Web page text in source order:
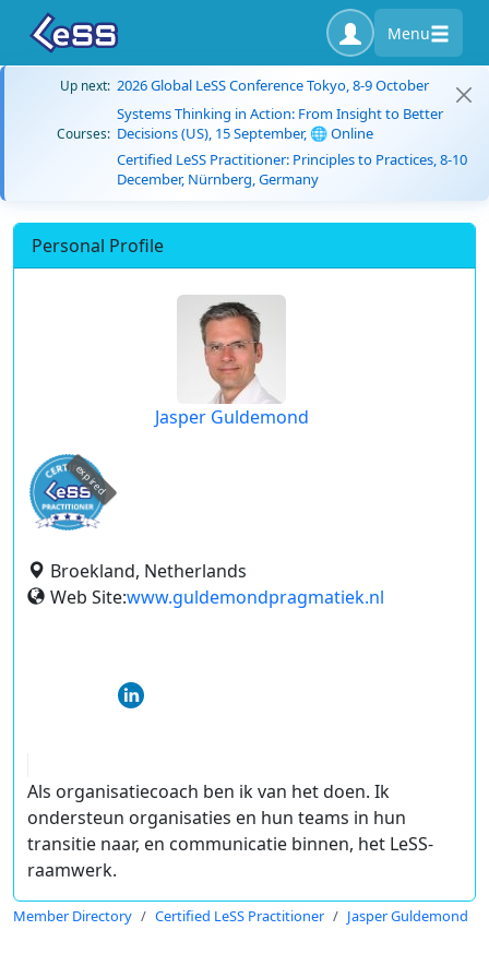
Menu
Up next: 2026 Global LeSS Conference Tokyo, 8-9 October
Courses:
Systems Thinking in Action: From Insight to Better
Decisions (US), 15 September, 🌐 Online
Certified LeSS Practitioner: Principles to Practices, 8-10
December, Nürnberg, Germany
Personal Profile
Jasper Guldemond
expired
Broekland, Netherlands
Web Site:www.guldemondpragmatiek.nl
Als organisatiecoach ben ik van het doen. Ik
ondersteun organisaties en hun teams in hun
transitie naar, en communicatie binnen, het LeSS-
raamwerk.
Member Directory Certified LeSS Practitioner Jasper Guldemond